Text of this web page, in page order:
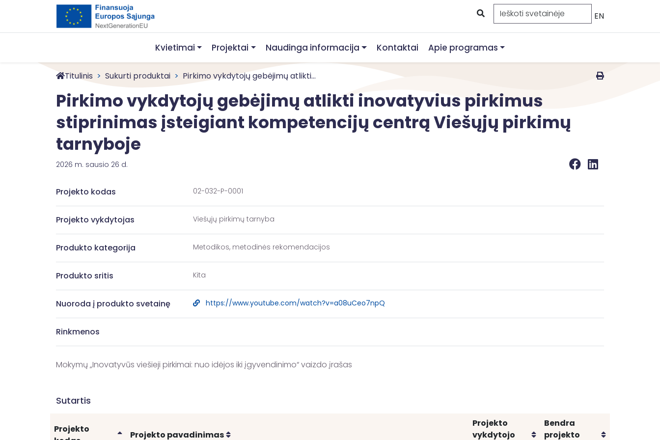
EN
Kvietimai Projektai Naudinga informacija Kontaktai Apie programas
Titulinis Sukurti produktai Pirkimo vykdytojų gebėjimų atlikti...
Pirkimo vykdytojų gebėjimų atlikti inovatyvius pirkimus
stiprinimas įsteigiant kompetencijų centrą Viešųjų pirkimų
tarnyboje
2026 m. sausio 26 d.
Projekto kodas 02-032-P-0001
Projekto vykdytojas Viešųjų pirkimų tarnyba
Produkto kategorija Metodikos, metodinės rekomendacijos
Produkto sritis Kita
Nuoroda į produkto svetainę https://www.youtube.com/watch?v=a08uCeo7npQ
Rinkmenos
Mokymų „Inovatyvūs viešieji pirkimai: nuo idėjos iki įgyvendinimo“ vaizdo įrašas
Sutartis
Projekto
Rikiuoti
Projekto pavadinimas Rikiuoti
Projekto
vykdytojo
Rikiuoti
Bendra
projekto
Rikiuoti